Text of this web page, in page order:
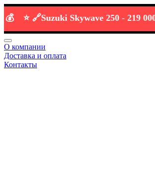
⭐️ 🔗 Suzuki Skywave 250 -219 000 р 💰
О компании
Доставка и оплата
Контакты